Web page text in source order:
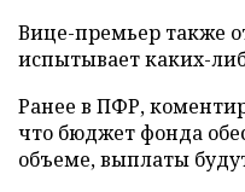
Вице-премьер также
испытывает каких-
Ранее в ПФР,
что бюджет фонда
объеме, выплаты